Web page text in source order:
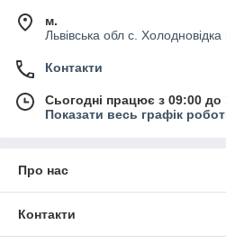
м.
Львівська обл с.
Контакти
Сьогодні працює з 09:00 до
Показати весь графік
Про нас
Контакти